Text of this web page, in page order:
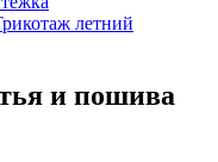
летний
и пошива